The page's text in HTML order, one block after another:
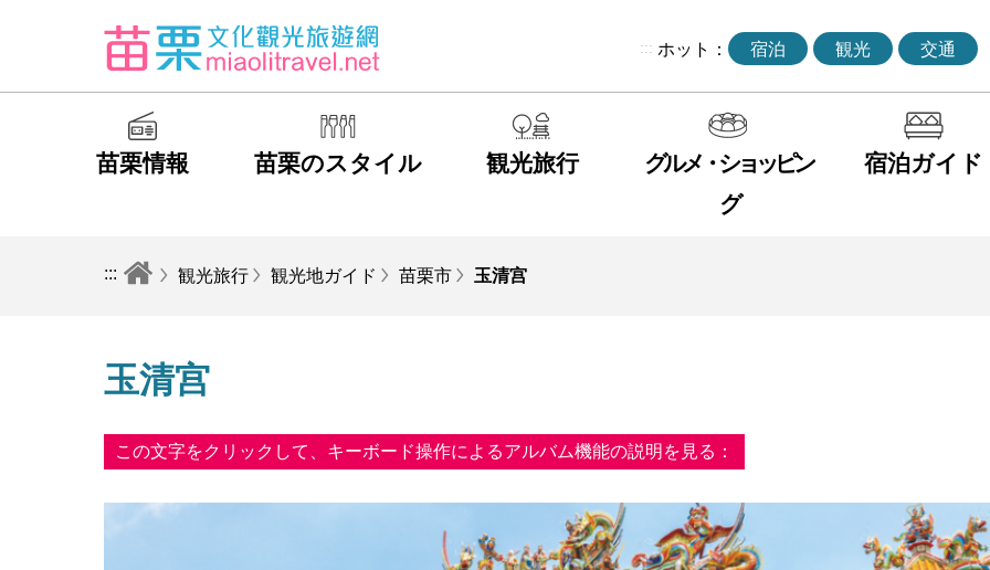
::: ホット： 宿泊 観光 交通
苗栗情報 苗栗のスタイル 観光旅行
グルメ・ショッピン
グ
宿泊ガイド
::: 観光旅行 観光地ガイド 苗栗市 玉清宫
玉清宫
この文字をクリックして、キーボード操作によるアルバム機能の説明を見る：